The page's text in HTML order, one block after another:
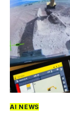
AI
How
Blog
AI NEWS